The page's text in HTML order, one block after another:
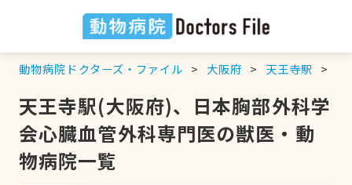
動物病院ドクターズ・ファイル 大阪府 天王寺駅
天王寺駅(大阪府)、日本胸部外科学
会心臓血管外科専門医の獣医・動
物病院一覧